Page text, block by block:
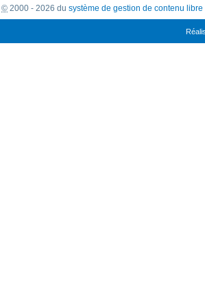
© 2000 - 2026 du système de gestion de contenu libre